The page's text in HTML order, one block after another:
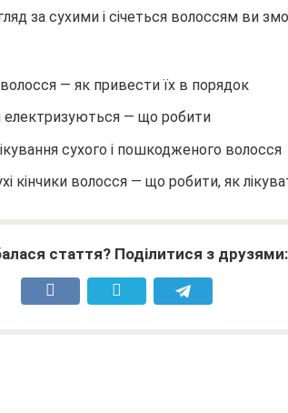
за сухими і січеться волоссям ви
— як привести їх в порядок
електризуються — що робити
сухого і пошкодженого волосся
кінчики волосся — що робити, як
стаття? Поділитися з друзями: